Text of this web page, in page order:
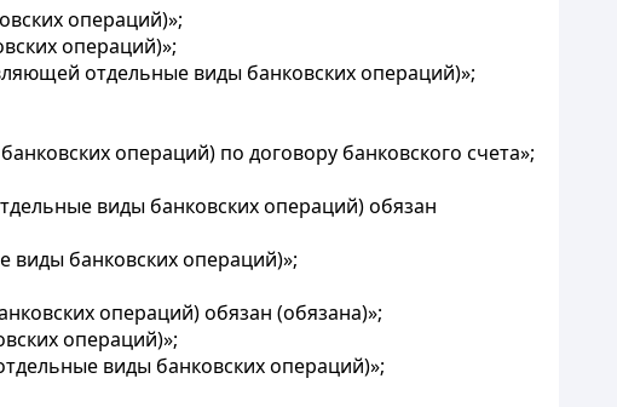
операций)»;
операций)»;
отдельные виды банковских операций)»;
операций) по договору банковского счета»;
виды банковских операций) обязан
виды банковских операций)»;
операций) обязан (обязана)»;
операций)»;
виды банковских операций)»;